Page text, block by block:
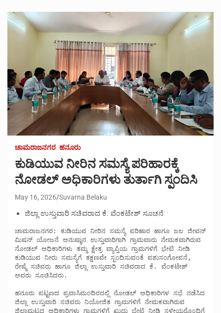
ಚಾಮರಾಜನಗರ ಹನೂರು
ಕುಡಿಯುವ ನೀರಿನ ಸಮಸ್ಯೆ ಪರಿಹಾರಕ್ಕೆ
ನೋಡಲ್ ಅಧಿಕಾರಿಗಳು ತುರ್ತಾಗಿ ಸ್ಪಂದಿಸಿ
May 16, 2026 Suvarna Belaku
ಜಿಲ್ಲಾ ಉಸ್ತುವಾರಿ ಸಚಿವರಾದ ಕೆ. ವೆಂಕಟೇಶ್ ಸೂಚನೆ
ಚಾಮರಾಜನಗರ: ಕುಡಿಯುವ ನೀರಿನ ಸಮಸ್ಯೆ ಪರಿಹಾರ ಹಾಗೂ ಜಲ ಜೀವನ್
ಮಿಷನ್ ಯೋಜನೆ ಅನುಷ್ಠಾನ ಉಸ್ತುವಾರಿಗಾಗಿ ಗ್ರಾಮವಾರು ನೇಮಕವಾಗಿರುವ
ನೋಡಲ್ ಅಧಿಕಾರಿಗಳು ತಮ್ಮ ಕ್ಷೇತ್ರ ವ್ಯಾಪ್ತಿಯ ಗ್ರಾಮಗಳಿಗೆ ಭೇಟಿ ನೀಡಿ
ಕುಡಿಯುವ ನೀರು ಸಮಸ್ಯೆಗೆ ತಕ್ಷಣವೇ ಸ್ಪಂದಿಸುವಂತೆ ಪಶುಸಂಗೋಪನೆ,
ರೇಷ್ಮೆ ಸಚಿವರು ಹಾಗೂ ಜಿಲ್ಲಾ ಉಸ್ತುವಾರಿ ಸಚಿವರಾದ ಕೆ. ವೆಂಕಟೇಶ್
ಅವರು ಸೂಚಿಸಿದರು.
ಹನೂರು ಪಟ್ಟಣದ ಪ್ರವಾಸಿಮಂದಿರದಲ್ಲಿ ನೋಡಲ್ ಅಧಿಕಾರಿಗಳ ಸಭೆ ನಡೆಸಿದ
ಜಿಲ್ಲಾ ಉಸ್ತುವಾರಿ ಸಚಿವರು ನಿಯೋಜಿತ ಗ್ರಾಮಗಳಿಗೆ ನೇಮಕವಾಗಿರುವ
ಜಿಲ್ಲಾಮಟ್ಟದ ಅಧಿಕಾರಿಗಳು ಗ್ರಾಮಗಳಿಗೆ ಖುದ್ದು ಭೇಟಿ ನೀಡಿ ಸ್ಥಳೀಯರೊಂದಿಗೆ